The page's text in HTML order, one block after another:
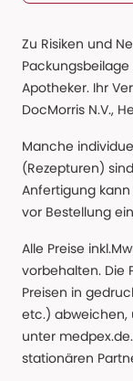
Zu Risiken und
Apotheker. Ihr
DocMorris N.V.,
Manche
(Rezepturen)
Anfertigung
vor Bestellung
Alle Preise
vorbehalten. Die
Preisen in
etc.) abweichen,
unter
stationären